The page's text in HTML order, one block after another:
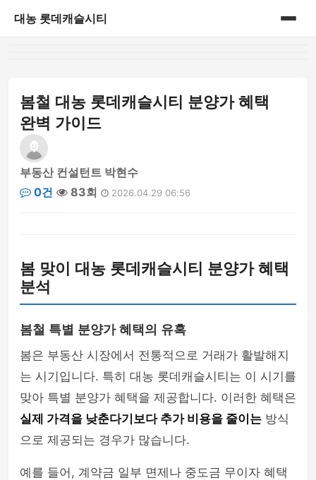
대농 롯데캐슬시티
봄철 대농 롯데캐슬시티 분양가 혜택
완벽 가이드
부동산 컨설턴트 박현수
0건
83회 2026.04.29 06:56
봄 맞이 대농 롯데캐슬시티 분양가 혜택
분석
봄철 특별 분양가 혜택의 유혹
봄은 부동산 시장에서 전통적으로 거래가 활발해지
는 시기입니다. 특히 대농 롯데캐슬시티는 이 시기를
맞아 특별 분양가 혜택을 제공합니다. 이러한 혜택은
실제 가격을 낮춘다기보다 추가 비용을 줄이는 방식
으로 제공되는 경우가 많습니다.
예를 들어, 계약금 일부 면제나 중도금 무이자 혜택